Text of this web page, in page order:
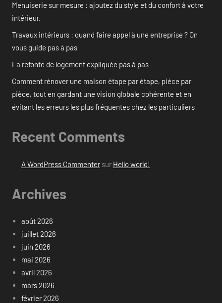
Menuiserie sur mesure : ajoutez du style et du confort à votre
intérieur.
Travaux intérieurs : quand faire appel à une entreprise ? On
vous guide pas à pas
La refonte de logement expliquée pas à pas
Comment rénover une maison étape par étape, pièce par
pièce, tout en gardant une vision globale cohérente et en
évitant les erreurs les plus fréquentes chez les particuliers
Recent Comments
A WordPress Commentersur Hello world!
Archives
août 2026
juillet 2026
juin 2026
mai 2026
avril 2026
mars 2026
février 2026